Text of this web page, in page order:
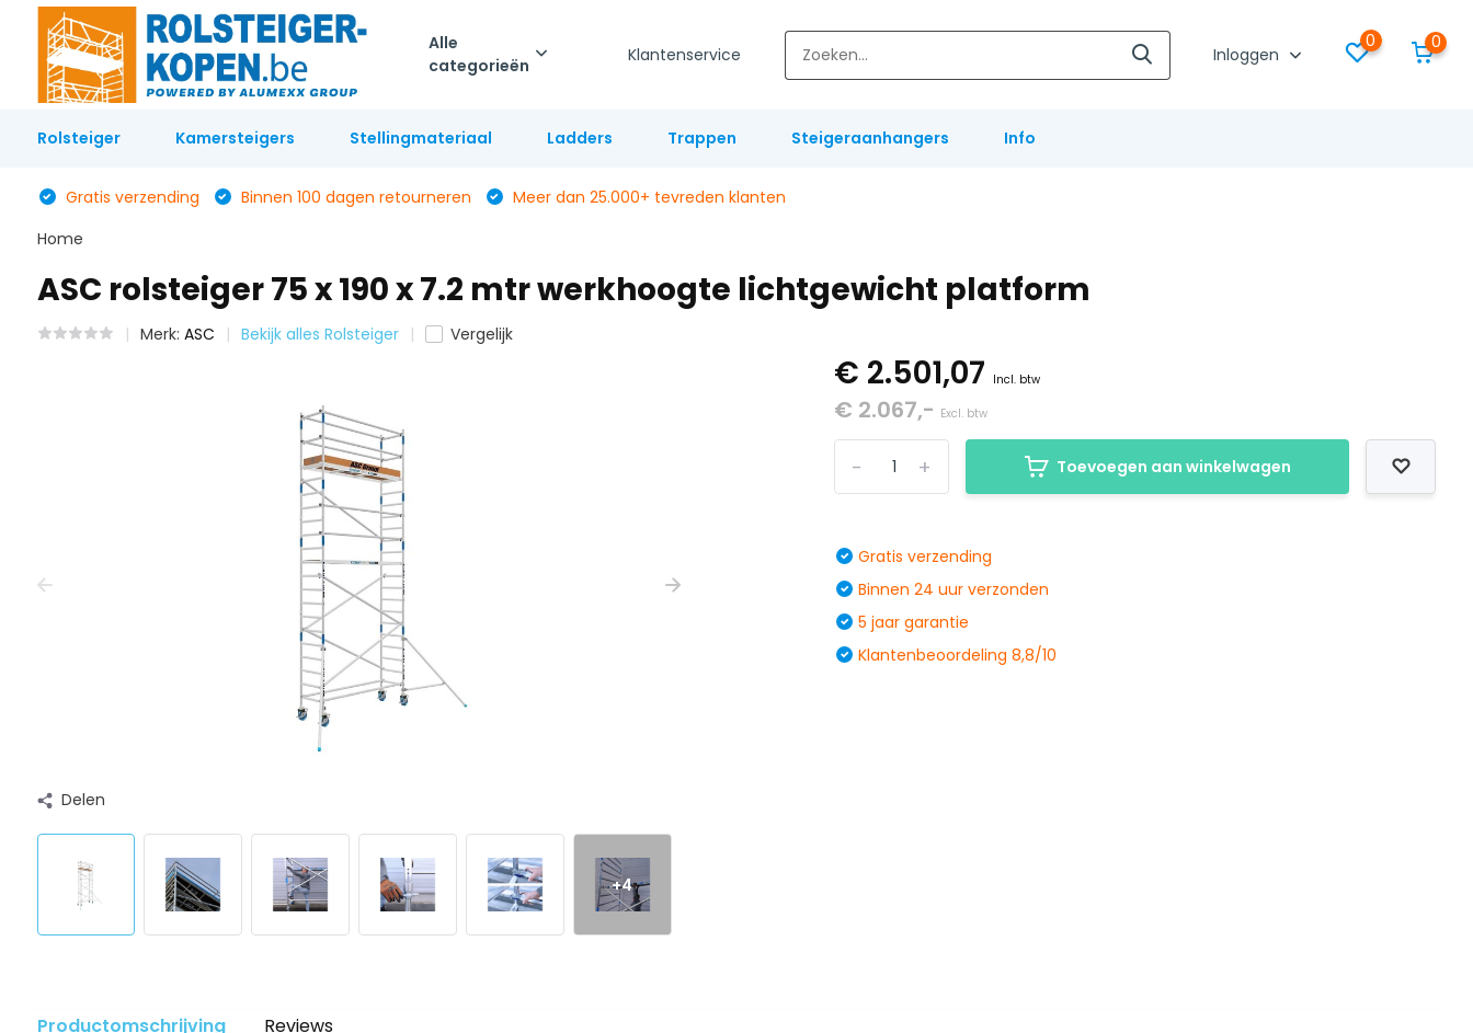
Alle
categorieën
Klantenservice Inloggen
0 0
Rolsteiger Kamersteigers Stellingmateriaal Ladders Trappen Steigeraanhangers Info
Gratis verzending Binnen 100 dagen retourneren
Meer dan 25.000+ tevreden klanten
Home
ASC rolsteiger 75 x 190 x 7.2 mtr werkhoogte lichtgewicht platform
Merk: ASC Bekijk alles Rolsteiger Vergelijk
Delen
+4
€ 2.501,07 Incl. btw
€ 2.067,- Excl. btw
+
- Toevoegen aan winkelwagen
Gratis verzending
Binnen 24 uur verzonden
5 jaar garantie
Klantenbeoordeling 8,8/10
Productomschrijving Reviews